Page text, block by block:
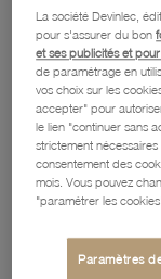
113,60 €
La société Devinlec,
pour s'assurer du bon
et ses publicités et
de paramétrage en
vos choix sur les
accepter" pour
le lien "continuer sans
strictement
consentement des
mois. Vous pouvez
"paramétrer les
Paramètres